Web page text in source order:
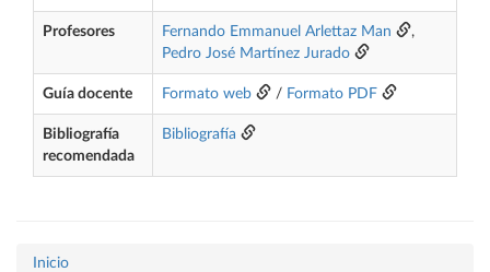
Profesores Fernando Emmanuel Arlettaz Man
,
Pedro José Martínez Jurado
Guía docente Formato web / Formato PDF
Bibliografía
recomendada
Bibliografía
Inicio